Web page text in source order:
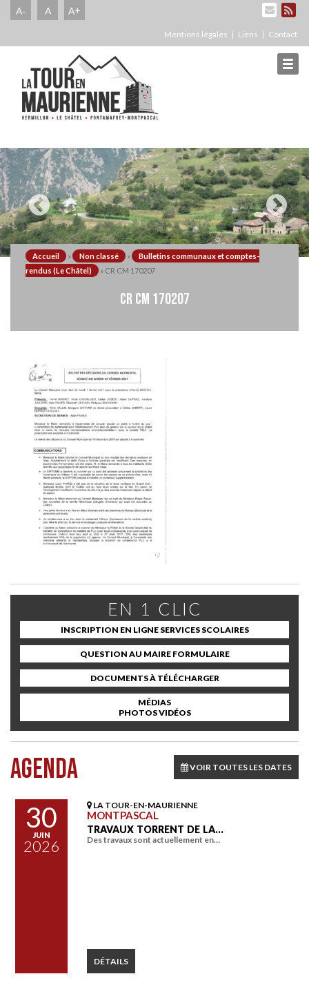
A- A A+
Mentions légales Liens Contact
Accueil » Non classé »
Bulletins communaux et comptes-
rendus (Le Châtel)
» CR CM 170207
CR CM 170207
EN 1 CLIC
INSCRIPTION EN LIGNE SERVICES SCOLAIRES
QUESTION AU MAIRE FORMULAIRE
DOCUMENTS À TÉLÉCHARGER
MÉDIAS
PHOTOS VIDÉOS
AGENDA VOIR TOUTES LES DATES
30
JUIN
2026
LA TOUR-EN-MAURIENNE
MONTPASCAL
TRAVAUX TORRENT DE LA…
Des travaux sont actuellement en…
DÉTAILS